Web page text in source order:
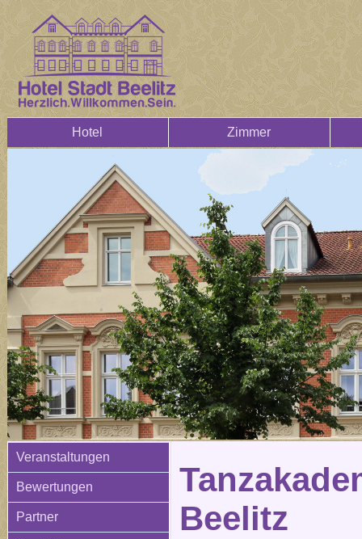
Hotel Zimmer
Veranstaltungen
Bewertungen
Partner
Beelitz